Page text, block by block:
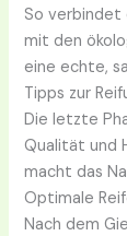
So verbindet
mit den
eine echte,
Tipps zur
Die letzte
Qualität und
macht das
Optimale
Nach dem